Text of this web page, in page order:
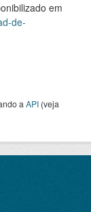
em
de-
a API (veja